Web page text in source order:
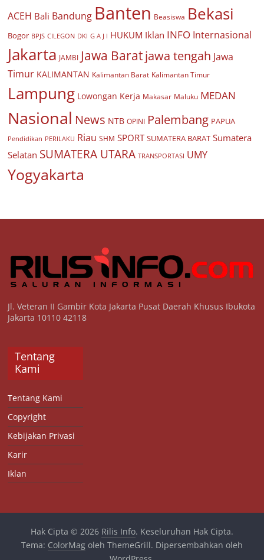
ACEH Bali Bandung Banten Beasiswa Bekasi
Bogor BPJS CILEGON DKI G A J I HUKUM Iklan INFO Internasional
Jakarta JAMBI Jawa Baratjawa tengah Jawa
Timur KALIMANTAN Kalimantan Barat Kalimantan Timur
Lampung Lowongan Kerja Makasar Maluku MEDAN
Nasional News NTB OPINI Palembang PAPUA
Pendidikan PERILAKU Riau SHM SPORT SUMATERA BARAT Sumatera
Selatan SUMATERA UTARA TRANSPORTASI UMY
Yogyakarta
Jl. Veteran II Gambir Kota Jakarta Pusat Daerah Khusus Ibukota
Jakarta 10110 42118
Tentang
Kami
Tentang Kami
Copyright
Kebijakan Privasi
Karir
Iklan
Hak Cipta © 2026 Rilis Info. Keseluruhan Hak Cipta.
Tema: ColorMagoleh ThemeGrill. Dipersembahkan oleh